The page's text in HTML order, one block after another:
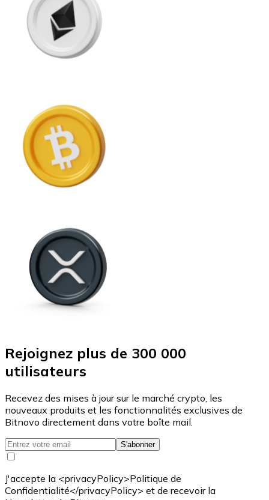
Rejoignez plus de 300 000
utilisateurs
Recevez des mises à jour sur le marché crypto, les
nouveaux produits et les fonctionnalités exclusives de
Bitnovo directement dans votre boîte mail.
S'abonner
J'accepte la <privacyPolicy>Politique de
Confidentialité</privacyPolicy> et de recevoir la